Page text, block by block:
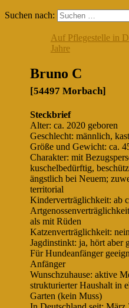
Suchen nach:
Auf Pflegestelle in
Jahre
Bruno C
[54497 Morbach]
Steckbrief
Alter: ca. 2020 geboren
Geschlecht: männlich,
Größe und Gewicht: ca.
Charakter: mit
kuschelbedürftig,
ängstlich bei Neuem;
territorial
Kinderverträglichkeit: ab
als mit Rüden
Katzenverträglichkeit: nein
Jagdinstinkt: ja, hört aber
Für Hundeanfänger
Anfänger
Wunschzuhause: aktive
strukturierter Haushalt in
Garten (kein Muss)